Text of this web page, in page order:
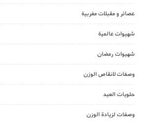
عصائر و مقبلات مغربية
شهيوات عالمية
شهيوات رمضان
وصفات لانقاص الوزن
حلويات العيد
وصفات لزيادة الوزن